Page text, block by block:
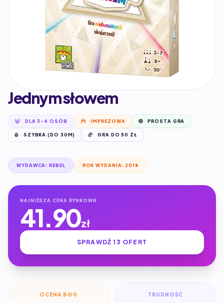
Jednym słowem
DLA 3-4 OSÓB IMPREZOWA PROSTA GRA
SZYBKA (DO 30M) GRA DO 50 ZŁ
WYDAWCA: REBEL ROK WYDANIA: 2018
NAJNIŻSZA CENA RYNKOWA
41.90zł
SPRAWDŹ 13 OFERT
OCENA BGG TRUDNOŚĆ